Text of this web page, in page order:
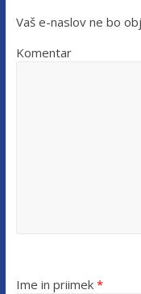
Vaš e-naslov ne bo
Komentar
Ime in priimek *